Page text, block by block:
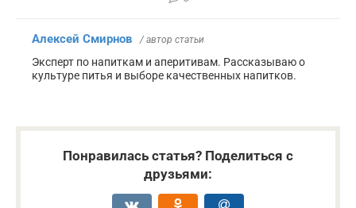
Алексей Смирнов / автор статьи
Эксперт по напиткам и аперитивам. Рассказываю о
культуре питья и выборе качественных напитков.
Понравилась статья? Поделиться с
друзьями: